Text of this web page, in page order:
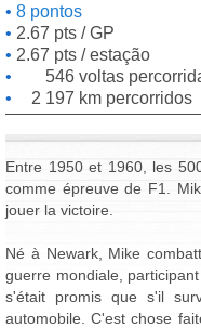
8 pontos
2.67 pts / GP
2.67 pts / estação
546 voltas
2 197 km percorridos
Entre 1950 et 1960, les
comme épreuve de F1.
jouer la victoire.
Né à Newark, Mike
guerre mondiale,
s'était promis que s'il
automobile. C'est chose